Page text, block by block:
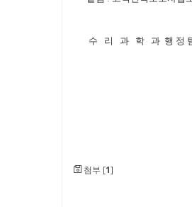
수 리 과 학 과 행 정
첨부 [1]